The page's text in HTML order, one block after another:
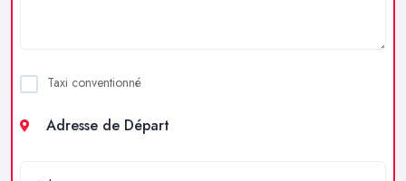
Taxi conventionné
Adresse de Départ